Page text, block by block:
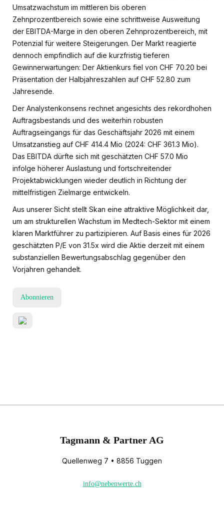
Umsatzwachstum im mittleren bis oberen
Zehnprozentbereich sowie eine schrittweise Ausweitung
der EBITDA-Marge in den oberen Zehnprozentbereich, mit
Potenzial für weitere Steigerungen. Der Markt reagierte
dennoch empfindlich auf die kurzfristig tieferen
Gewinnerwartungen: Der Aktienkurs fiel von CHF 70.20 bei
Präsentation der Halbjahreszahlen auf CHF 52.80 zum
Jahresende.
Der Analystenkonsens rechnet angesichts des rekordhohen
Auftragsbestands und des weiterhin robusten
Auftragseingangs für das Geschäftsjahr 2026 mit einem
Umsatzanstieg auf CHF 414.4 Mio (2024: CHF 361.3 Mio).
Das EBITDA dürfte sich mit geschätzten CHF 57.0 Mio
infolge höherer Auslastung und fortschreitender
Projektabwicklungen wieder deutlich in Richtung der
mittelfristigen Zielmarge entwickeln.
Aus unserer Sicht stellt Skan eine attraktive Möglichkeit dar,
um am strukturellen Wachstum im Medtech-Sektor mit einem
klaren Marktführer zu partizipieren. Auf Basis eines für 2026
geschätzten P/E von 31.5x wird die Aktie derzeit mit einem
substanziellen Bewertungsabschlag gegenüber den
Vorjahren gehandelt.
Abonnieren
Tagmann & Partner AG
Quellenweg 7 • 8856 Tuggen
info@nebenwerte.ch